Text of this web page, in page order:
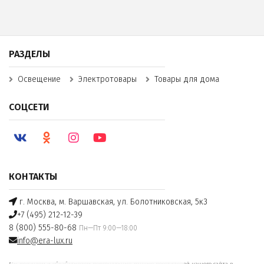
КОНТАКТЫ
г. Москва, м. Варшавская, ул. Болотниковская, 5к3
+7 (495) 212-12-39
8 (800) 555-80-68 Пн—Пт 9:00—18:00
info@era-lux.ru
РАЗДЕЛЫ
Освещение Электротовары Товары для дома
СОЦСЕТИ